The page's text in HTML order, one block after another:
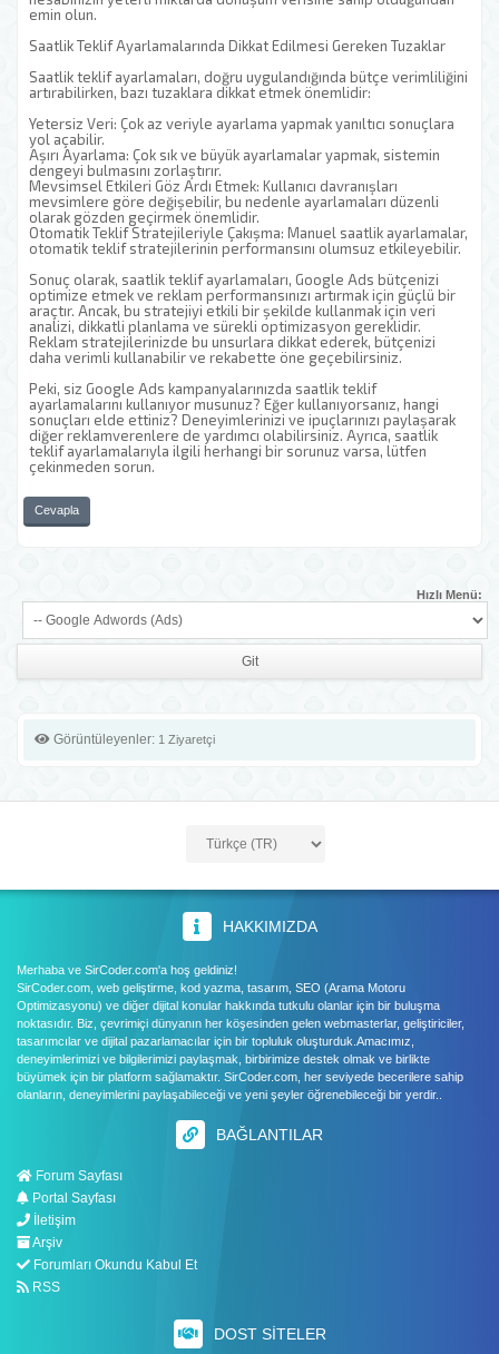
emin olun.
Saatlik Teklif Ayarlamalarında Dikkat Edilmesi Gereken Tuzaklar
Saatlik teklif ayarlamaları, doğru uygulandığında bütçe verimliliğini
artırabilirken, bazı tuzaklara dikkat etmek önemlidir:
Yetersiz Veri: Çok az veriyle ayarlama yapmak yanıltıcı sonuçlara
yol açabilir.
Aşırı Ayarlama: Çok sık ve büyük ayarlamalar yapmak, sistemin
dengeyi bulmasını zorlaştırır.
Mevsimsel Etkileri Göz Ardı Etmek: Kullanıcı davranışları
mevsimlere göre değişebilir, bu nedenle ayarlamaları düzenli
olarak gözden geçirmek önemlidir.
Otomatik Teklif Stratejileriyle Çakışma: Manuel saatlik ayarlamalar,
otomatik teklif stratejilerinin performansını olumsuz etkileyebilir.
Sonuç olarak, saatlik teklif ayarlamaları, Google Ads bütçenizi
optimize etmek ve reklam performansınızı artırmak için güçlü bir
araçtır. Ancak, bu stratejiyi etkili bir şekilde kullanmak için veri
analizi, dikkatli planlama ve sürekli optimizasyon gereklidir.
Reklam stratejilerinizde bu unsurlara dikkat ederek, bütçenizi
daha verimli kullanabilir ve rekabette öne geçebilirsiniz.
Peki, siz Google Ads kampanyalarınızda saatlik teklif
ayarlamalarını kullanıyor musunuz? Eğer kullanıyorsanız, hangi
sonuçları elde ettiniz? Deneyimlerinizi ve ipuçlarınızı paylaşarak
diğer reklamverenlere de yardımcı olabilirsiniz. Ayrıca, saatlik
teklif ayarlamalarıyla ilgili herhangi bir sorunuz varsa, lütfen
çekinmeden sorun.
Cevapla
Hızlı Menü:
Görüntüleyenler: 1 Ziyaretçi
HAKKIMIZDA
Merhaba ve SirCoder.com'a hoş geldiniz!
SirCoder.com, web geliştirme, kod yazma, tasarım, SEO (Arama Motoru
Optimizasyonu) ve diğer dijital konular hakkında tutkulu olanlar için bir buluşma
noktasıdır. Biz, çevrimiçi dünyanın her köşesinden gelen webmasterlar, geliştiriciler,
tasarımcılar ve dijital pazarlamacılar için bir topluluk oluşturduk.Amacımız,
deneyimlerimizi ve bilgilerimizi paylaşmak, birbirimize destek olmak ve birlikte
büyümek için bir platform sağlamaktır. SirCoder.com, her seviyede becerilere sahip
olanların, deneyimlerini paylaşabileceği ve yeni şeyler öğrenebileceği bir yerdir..
BAĞLANTILAR
Forum Sayfası
Portal Sayfası
İletişim
Arşiv
Forumları Okundu Kabul Et
RSS
DOST SITELER